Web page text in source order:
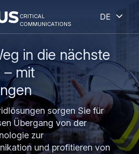
Direkt
zum
Inhalt
Skip
to
search
critical
communications
Deutsch
in die nächste
– mit
sorgen Sie für
Übergang von der
zur
und profitieren von